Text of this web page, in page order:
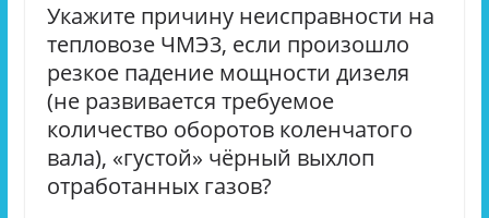
Укажите причину неисправности на
тепловозе ЧМЭ3, если произошло
резкое падение мощности дизеля
(не развивается требуемое
количество оборотов коленчатого
вала), «густой» чёрный выхлоп
отработанных газов?